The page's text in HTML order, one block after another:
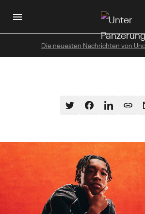
Hauptinhalt
Die neuesten Nachrichten von